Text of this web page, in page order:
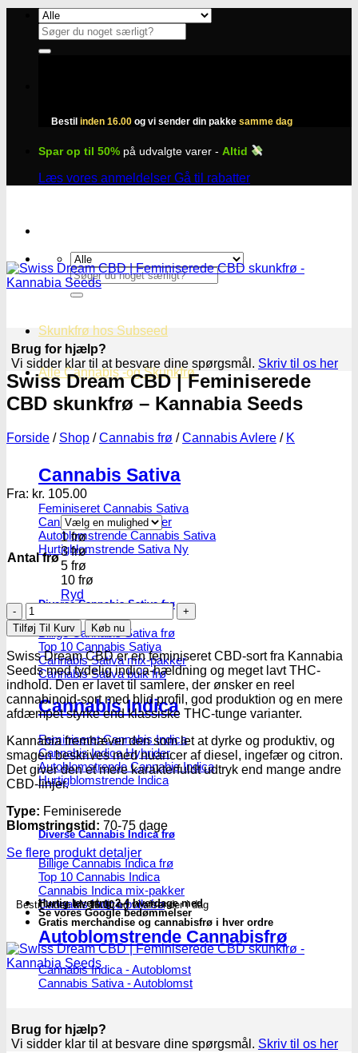
Fortsæt
indhold
Søg
efter:
Bestil inden 16.00 og vi sender din pakke samme dag
Spar op til 50% på udvalgte varer - Altid
Læs vores anmeldelser Gå til rabatter
Søg
efter:
Skunkfrø hos Subseed
Alle Cannabis -og Skunkfrø
Cannabis Sativa
Feminiseret Cannabis Sativa
Cannabis Sativa Hybrider
Autoblomstrende Cannabis Sativa
Hurtigblomstrende Sativa
Diverse Cannabis Sativa frø
Billige Cannabis Sativa frø
Top 10 Cannabis Sativa
Cannabis Sativa mix-pakker
Cannabis Sativa bulk frø
Cannabis Indica
Feminiseret Cannabis Indica
Cannabis Indica Hybrider
Autoblomstrende Cannabis Indica
Hurtigblomstrende Indica
Diverse Cannabis Indica frø
Billige Cannabis Indica frø
Top 10 Cannabis Indica
Cannabis Indica mix-pakker
Cannabis Indica bulk frø
Autoblomstrende Cannabisfrø
Cannabis Indica - Autoblomst
Cannabis Sativa - Autoblomst
Brug for hjælp?
Vi sidder klar til at besvare dine spørgsmål. Skriv til os her
Swiss Dream CBD | Feminiserede
CBD skunkfrø – Kannabia Seeds
Forside / Shop / Cannabis frø / Cannabis Avlere / K
Fra: kr. 105.00
Antal frø
1 frø
3 frø
5 frø
10 frø
Ryd
Swiss
Dream
CBD
|
Feminiserede
CBD
skunkfrø
-
Kannabia
Seeds
antal
Tilføj Til Kurv Køb nu
Swiss Dream CBD er en feminiseret CBD-sort fra Kannabia
Seeds med tydelig indica-hældning og meget lavt THC-
indhold. Den er lavet til samlere, der ønsker en reel
cannabinoid-sort med blid profil, god produktion og en mere
afdæmpet styrke end klassiske THC-tunge varianter.
Kannabia fremhæver den som let at dyrke og produktiv, og
smagen beskrives med nuancer af diesel, ingefær og citron.
Det giver den et mere karakterfuldt udtryk end mange andre
CBD-linjer.
Type: Feminiserede
Blomstringstid: 70-75 dage
Se flere produkt detaljer
Bestil indenkl. 16.00og vi afsender i dag
Hurtig levering 2-4 hverdage med
Se vores Google bedømmelser
Gratis merchandise og cannabisfrø i hver ordre
Brug for hjælp?
Vi sidder klar til at besvare dine spørgsmål. Skriv til os her